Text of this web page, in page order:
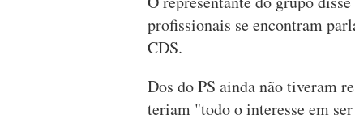
profissionais se encontram
CDS.
Dos do PS ainda não tiveram
teriam "todo o interesse em